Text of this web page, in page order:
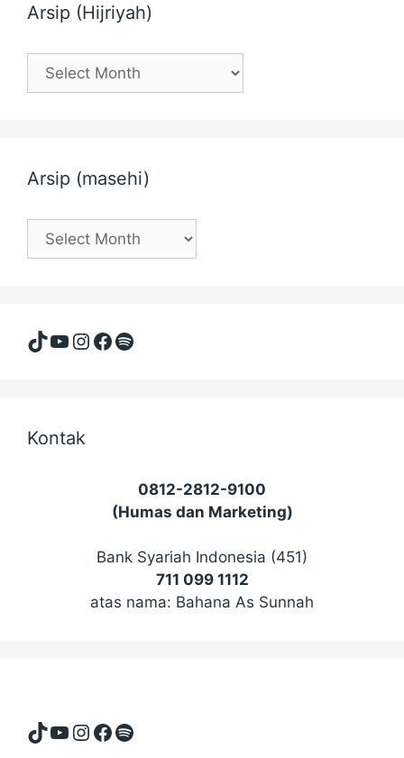
Arsip (Hijriyah)
Arsip
(Hijriyah)
Arsip (masehi)
Arsip
(masehi)
TikTok
YouTube
Instagram
Facebook
Spotify
Kontak
0812-2812-9100
(Humas dan Marketing)
Bank Syariah Indonesia (451)
711 099 1112
atas nama: Bahana As Sunnah
TikTok
YouTube
Instagram
Facebook
Spotify